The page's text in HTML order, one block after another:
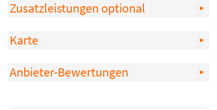
Zusatzleistungen optional
Karte
Anbieter-Bewertungen